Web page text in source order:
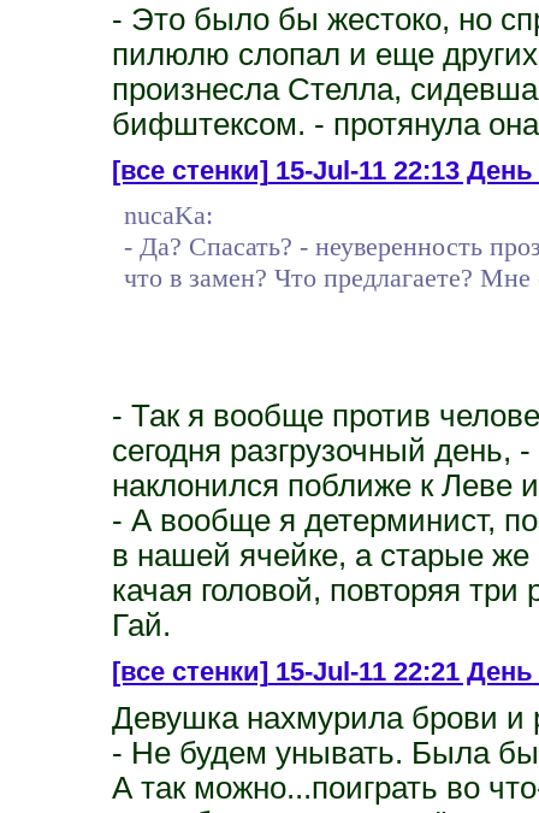
- Это было бы жестоко, но
пилюлю слопал и еще других
произнесла Стелла,
бифштексом. - протянула
[все стенки]15-Jul-11 22:13
nucaKa:
- Да? Спасать? - неуверенность
что в замен? Что предлагаете?
- Так я вообще против
сегодня разгрузочный день,
наклонился поближе к Леве
- А вообще я детерминист,
в нашей ячейке, а старые же
качая головой, повторяя
Гай.
[все стенки]15-Jul-11 22:21 День
Девушка нахмурила брови и
- Не будем унывать. Была бы
А так можно...поиграть во